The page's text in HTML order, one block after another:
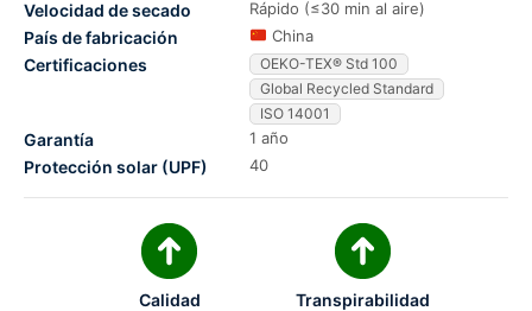
Velocidad de secado Rápido (≤30 min al aire)
País de fabricación China
Certificaciones
OEKO-TEX® Std 100
Global Recycled Standard
ISO 14001
Garantía 1 año
Protección solar (UPF) 40
Calidad Transpirabilidad